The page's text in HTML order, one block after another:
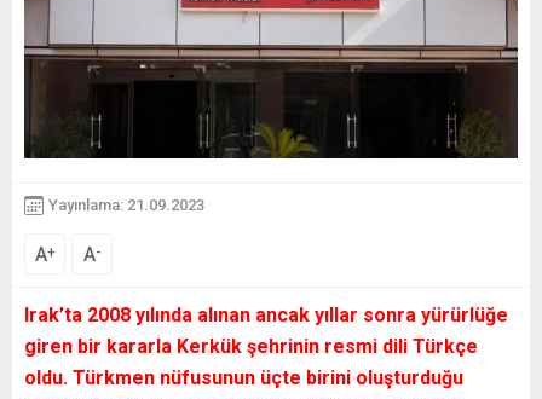
Yayınlama: 21.09.2023
A+ A-
Irak’ta 2008 yılında alınan ancak yıllar sonra yürürlüğe
giren bir kararla Kerkük şehrinin resmi dili Türkçe
oldu. Türkmen nüfusunun üçte birini oluşturduğu